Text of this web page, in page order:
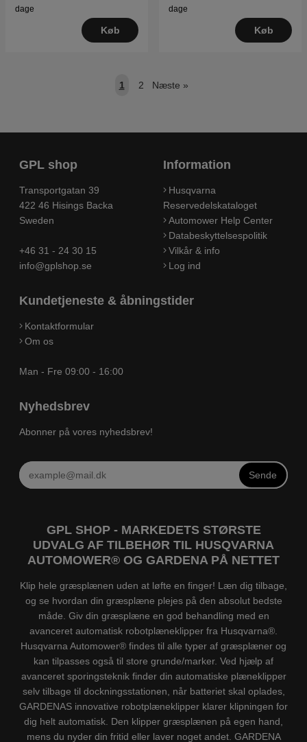
dage
Køb
dage
Køb
1 2 Næste »
GPL shop
Transportgatan 39
422 46 Hisings Backa
Sweden
+46 31 - 24 30 15
info@gplshop.se
Information
Husqvarna
Reservedelskataloget
Automower Help Center
Databeskyttelsespolitik
Vilkår & info
Log ind
Kundetjeneste & åbningstider
Kontaktformular
Om os
Man - Fre 09:00 - 16:00
Nyhedsbrev
Abonner på vores nyhedsbrev!
Sende
GPL SHOP - MARKEDETS STØRSTE
UDVALG AF TILBEHØR TIL HUSQVARNA
AUTOMOWER® OG GARDENA PÅ NETTET
Klip hele græsplænen uden at løfte en finger! Læn dig tilbage,
og se hvordan din græsplæne plejes på den absolut bedste
måde. Giv din græsplæne en god behandling med en
avanceret automatisk robotplæneklipper fra Husqvarna®.
Husqvarna Automower® findes til alle typer af græsplæner og
kan tilpasses også til store grunde/marker. Ved hjælp af
avanceret sporingsteknik finder din automatiske plæneklipper
selv tilbage til dockningsstationen, når batteriet skal oplades,
GARDENAS innovative robotplæneklipper klarer klipningen for
dig helt automatisk. Den klipper græsplænen på egen hand,
mens du nyder din fritid eller laver noget andet. GARDENA